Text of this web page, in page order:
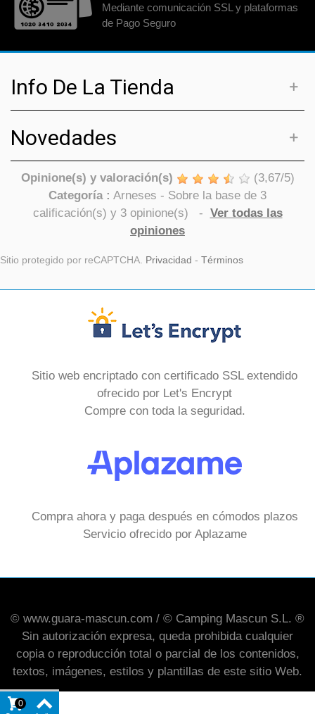
Mediante comunicación SSL y plataformas
de Pago Seguro
Info De La Tienda
Novedades
Opinione(s) y valoración(s) (3,67/5)
Categoría : Arneses - Sobre la base de 3
calificación(s) y 3opinione(s) - Ver todas las
opiniones
Sitio protegido por reCAPTCHA. Privacidad - Términos
Sitio web encriptado con certificado SSL extendido
ofrecido por Let's Encrypt
Compre con toda la seguridad.
Compra ahora y paga después en cómodos plazos
Servicio ofrecido por Aplazame
© www.guara-mascun.com / © Camping Mascun S.L. ®
Sin autorización expresa, queda prohibida cualquier
copia o reproducción total o parcial de los contenidos,
textos, imágenes, estilos y plantillas de este sitio Web.
0